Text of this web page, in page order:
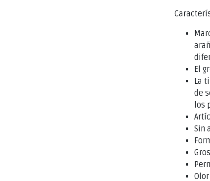
El
La
de
los
Sin